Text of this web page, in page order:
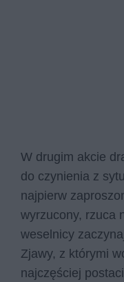
W drugim akcie
do czynienia z
najpierw
wyrzucony, rzuca
weselnicy
Zjawy, z którymi
najczęściej